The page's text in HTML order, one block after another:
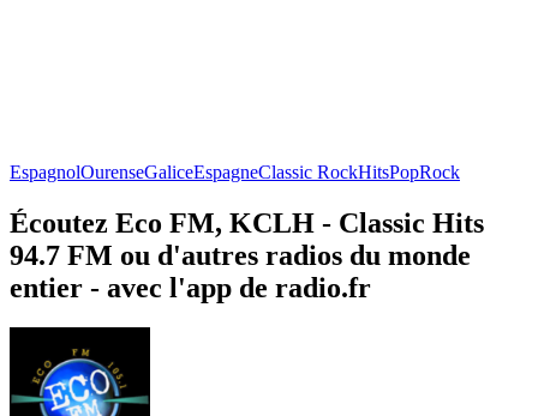
EspagnolOurenseGaliceEspagneClassic RockHitsPopRock
Écoutez Eco FM, KCLH - Classic Hits
94.7 FM ou d'autres radios du monde
entier - avec l'app de radio.fr